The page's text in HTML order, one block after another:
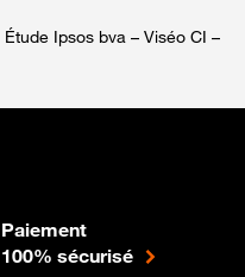
Étude Ipsos bva – Viséo CI –
Paiement
100% sécurisé